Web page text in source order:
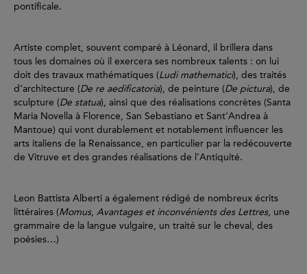
pontificale.
Artiste complet, souvent comparé à Léonard, il brillera dans
tous les domaines où il exercera ses nombreux talents : on lui
doit des travaux mathématiques (Ludi mathematici), des traités
d’architecture (De re aedificatoria), de peinture (De pictura), de
sculpture (De statua), ainsi que des réalisations concrètes (Santa
Maria Novella à Florence, San Sebastiano et Sant'Andrea à
Mantoue) qui vont durablement et notablement influencer les
arts italiens de la Renaissance, en particulier par la redécouverte
de Vitruve et des grandes réalisations de l’Antiquité.
Leon Battista Alberti a également rédigé de nombreux écrits
littéraires (Momus, Avantages et inconvénients des Lettres, une
grammaire de la langue vulgaire, un traité sur le cheval, des
poésies…)